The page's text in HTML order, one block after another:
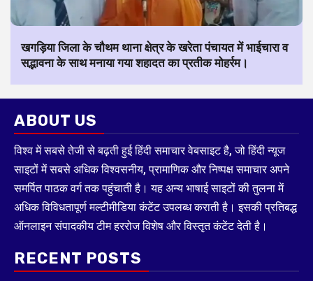
खगड़िया जिला के चौथम थाना क्षेत्र के खरेता पंचायत में भाईचारा व
सद्भावना के साथ मनाया गया शहादत का प्रतीक मोहर्रम।
ABOUT US
विश्व में सबसे तेजी से बढ़ती हुई हिंदी समाचार वेबसाइट है, जो हिंदी न्यूज
साइटों में सबसे अधिक विश्वसनीय, प्रामाणिक और निष्पक्ष समाचार अपने
समर्पित पाठक वर्ग तक पहुंचाती है। यह अन्य भाषाई साइटों की तुलना में
अधिक विविधतापूर्ण मल्टीमीडिया कंटेंट उपलब्ध कराती है। इसकी प्रतिबद्ध
ऑनलाइन संपादकीय टीम हररोज विशेष और विस्तृत कंटेंट देती है।
RECENT POSTS